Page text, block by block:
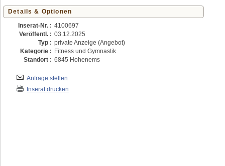
Details & Optionen
Inserat-Nr. : 4100697
Veröffentl. : 03.12.2025
Typ : private Anzeige (Angebot)
Kategorie : Fitness und Gymnastik
Standort : 6845 Hohenems
Anfrage stellen
Inserat drucken